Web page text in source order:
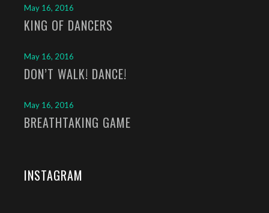
May 16, 2016
KING OF DANCERS
May 16, 2016
DON’T WALK! DANCE!
May 16, 2016
BREATHTAKING GAME
INSTAGRAM